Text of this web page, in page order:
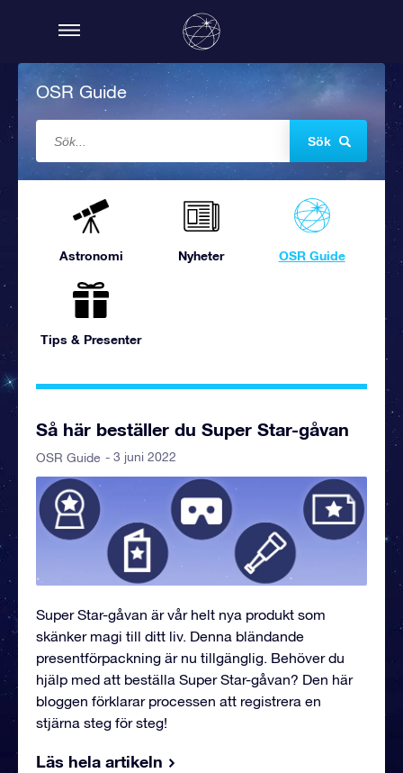
OSR Guide
Sök
Astronomi Nyheter OSR Guide
Tips & Presenter
Så här beställer du Super Star-gåvan
OSR Guide - 3 juni 2022
Super Star-gåvan är vår helt nya produkt som
skänker magi till ditt liv. Denna bländande
presentförpackning är nu tillgänglig. Behöver du
hjälp med att beställa Super Star-gåvan? Den här
bloggen förklarar processen att registrera en
stjärna steg för steg!
Läs hela artikeln